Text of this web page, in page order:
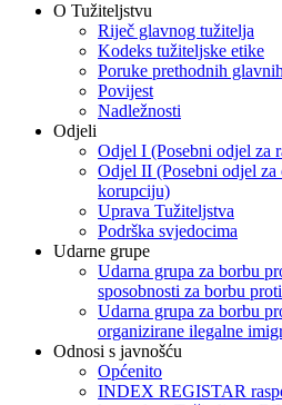
O Tužiteljstvu
Riječ glavnog tužitelja
Kodeks tužiteljske etike
Poruke prethodnih
Povijest
Nadležnosti
Odjeli
Odjel I (Posebni odjel za
Odjel II (Posebni odjel
korupciju)
Uprava Tužiteljstva
Podrška svjedocima
Udarne grupe
Udarna grupa za borbu
sposobnosti za borbu
Udarna grupa za borbu
organizirane ilegalne
Odnosi s javnošću
Općenito
INDEX REGISTAR